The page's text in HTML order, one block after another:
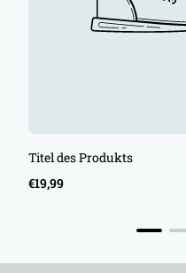
Titel des Produkts
Regulärer
Preis
€19,99